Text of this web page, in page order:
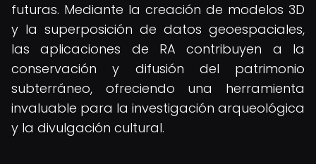
futuras. Mediante la creación de modelos 3D
y la superposición de datos geoespaciales,
las aplicaciones de RA contribuyen a la
conservación y difusión del patrimonio
subterráneo, ofreciendo una herramienta
invaluable para la investigación arqueológica
y la divulgación cultural.